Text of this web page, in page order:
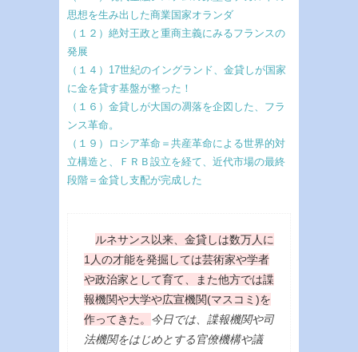
思想を生み出した商業国家オランダ
（１２）絶対王政と重商主義にみるフランスの
発展
（１４）17世紀のイングランド、金貸しが国家
に金を貸す基盤が整った！
（１６）金貸しが大国の凋落を企図した、フラ
ンス革命。
（１９）ロシア革命＝共産革命による世界的対
立構造と、ＦＲＢ設立を経て、近代市場の最終
段階＝金貸し支配が完成した
ルネサンス以来、金貸しは数万人に
1人の才能を発掘しては芸術家や学者
や政治家として育て、また他方では諜
報機関や大学や広宣機関(マスコミ)を
作ってきた。 今日では、諜報機関や司
法機関をはじめとする官僚機構や議